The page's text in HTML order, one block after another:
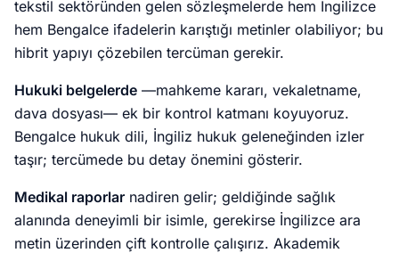
tekstil sektöründen gelen sözleşmelerde hem İngilizce
hem Bengalce ifadelerin karıştığı metinler olabiliyor; bu
hibrit yapıyı çözebilen tercüman gerekir.
Hukuki belgelerde —mahkeme kararı, vekaletname,
dava dosyası— ek bir kontrol katmanı koyuyoruz.
Bengalce hukuk dili, İngiliz hukuk geleneğinden izler
taşır; tercümede bu detay önemini gösterir.
Medikal raporlar nadiren gelir; geldiğinde sağlık
alanında deneyimli bir isimle, gerekirse İngilizce ara
metin üzerinden çift kontrolle çalışırız. Akademik